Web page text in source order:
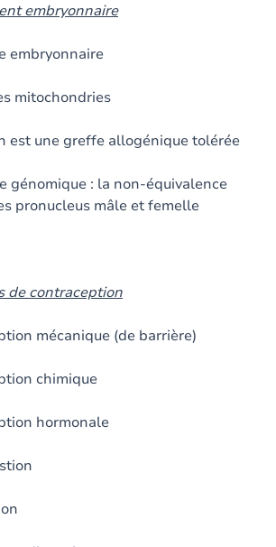
embryonnaire
embryonnaire
mitochondries
est une greffe allogénique tolérée
génomique : la non-équivalence
pronucleus mâle et femelle
de contraception
mécanique (de barrière)
chimique
hormonale